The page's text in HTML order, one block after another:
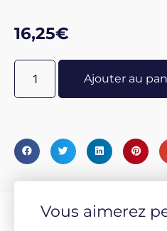
ondes de forme. Il est
plus sensible et le plus précis.
16,25€
Ajouter au
Vous aimerez